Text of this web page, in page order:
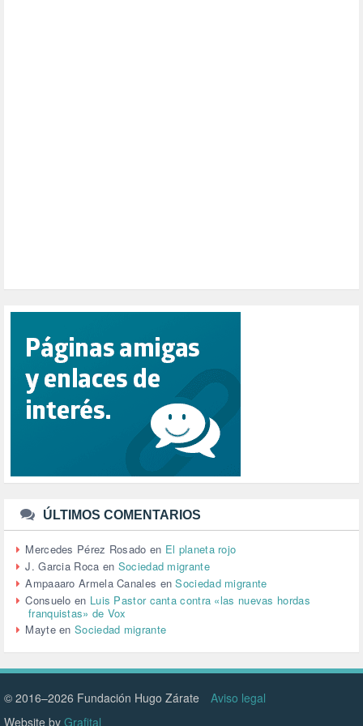
PUERTO DE VALENCIA (1)
RACISMO (1)
RELIGIÓN (114)
REPUBLICA (1)
SALUD (108)
SENSIBILIZACIÓN (576)
SINDICATOS (12)
TTIP (6)
URBANISMO (1)
URBANIZACIÓN (1)
VEJEZ (1)
VENEZUELA (3)
VENEZULA (1)
VIAJES (1)
VIOLENCIA (2)
VIOLENCIA DE GÉNERO (223)
VIVIENDA (9)
VOLODIMIR ZELENSKY (1)
ÚLTIMOS COMENTARIOS
Mercedes Pérez Rosado en El planeta rojo
J. Garcia Roca en Sociedad migrante
Ampaaaro Armela Canales enSociedad migrante
Consuelo en Luis Pastor canta contra «las nuevas hordas
franquistas» de Vox
MayteenSociedad migrante
© 2016–2026 Fundación Hugo Zárate
Aviso legal
Website by Grafital